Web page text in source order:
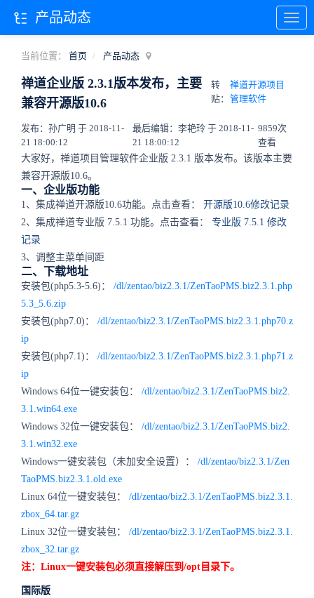
当前位置： 首页 产品动态
禅道企业版 2.3.1版本发布，主要
兼容开源版10.6
转
贴：
禅道开源项目
管理软件
发布：孙广明 于 2018-11-
21 18:00:12
最后编辑：李艳玲 于 2018-11-
21 18:00:12
9859次
查看
大家好，禅道项目管理软件企业版 2.3.1 版本发布。该版本主要
兼容开源版10.6。
一、企业版功能
1、集成禅道开源版10.6功能。点击查看： 开源版10.6修改记录
2、集成禅道专业版 7.5.1 功能。点击查看： 专业版 7.5.1 修改
记录
3、调整主菜单间距
二、下载地址
安装包(php5.3-5.6)： /dl/zentao/biz2.3.1/ZenTaoPMS.biz2.3.1.php
5.3_5.6.zip
安装包(php7.0)： /dl/zentao/biz2.3.1/ZenTaoPMS.biz2.3.1.php70.z
ip
安装包(php7.1)： /dl/zentao/biz2.3.1/ZenTaoPMS.biz2.3.1.php71.z
ip
Windows 64位一键安装包： /dl/zentao/biz2.3.1/ZenTaoPMS.biz2.
3.1.win64.exe
Windows 32位一键安装包： /dl/zentao/biz2.3.1/ZenTaoPMS.biz2.
3.1.win32.exe
Windows一键安装包（未加安全设置）： /dl/zentao/biz2.3.1/Zen
TaoPMS.biz2.3.1.old.exe
Linux 64位一键安装包： /dl/zentao/biz2.3.1/ZenTaoPMS.biz2.3.1.
zbox_64.tar.gz
Linux 32位一键安装包： /dl/zentao/biz2.3.1/ZenTaoPMS.biz2.3.1.
zbox_32.tar.gz
注：Linux一键安装包必须直接解压到/opt目录下。
国际版
产品动态